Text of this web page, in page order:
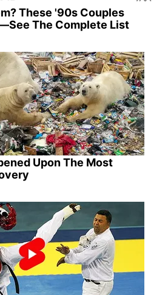
These '90s Couples
The Complete List
Upon The Most